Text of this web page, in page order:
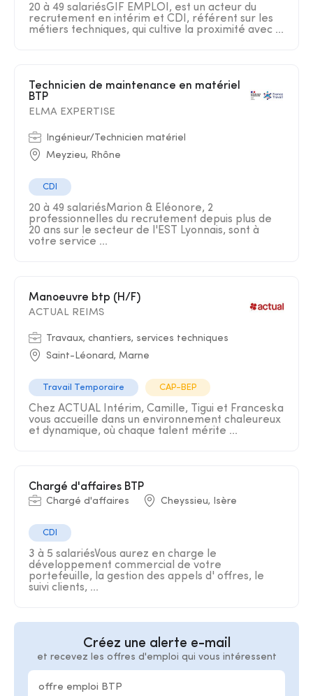
20 à 49 salariésGIF EMPLOI, est un acteur du
recrutement en intérim et CDI, référent sur les
métiers techniques, qui cultive la proximité avec ...
BTP
ELMA EXPERTISE
Ingénieur/Technicien matériel
Meyzieu, Rhône
CDI
20 à 49 salariésMarion & Eléonore, 2
professionnelles du recrutement depuis plus de
20 ans sur le secteur de l'EST Lyonnais, sont à
votre service ...
Manoeuvre btp (H/F)
ACTUAL REIMS
Travaux, chantiers, services techniques
Saint-Léonard, Marne
Travail Temporaire CAP-BEP
Chez ACTUAL Intérim, Camille, Tigui et Franceska
vous accueille dans un environnement chaleureux
et dynamique, où chaque talent mérite ...
Chargé d'affaires BTP
Chargé d'affaires Cheyssieu, Isère
CDI
3 à 5 salariésVous aurez en charge le
développement commercial de votre
portefeuille, la gestion des appels d' offres, le
suivi clients, ...
Créez une alerte e-mail
et recevez les offres d'emploi qui vous intéressent